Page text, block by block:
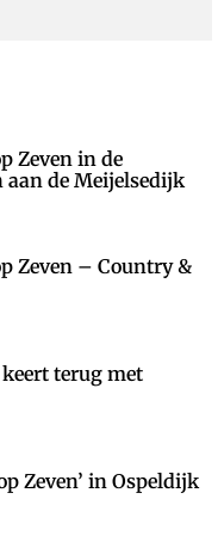
Zeven in de
aan de Meijelsedijk
Zeven – Country &
terug met
Zeven’ in Ospeldijk